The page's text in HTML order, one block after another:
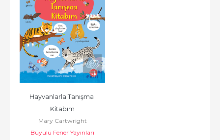
Hayvanlarla Tanışma
Kitabım
Mary Cartwright
Büyülü Fener Yayınları